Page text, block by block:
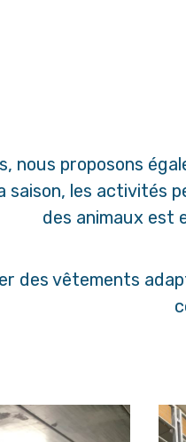
nous proposons
saison, les
des animaux est
des vêtements